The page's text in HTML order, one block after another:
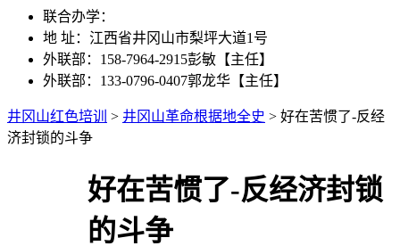
联合办学：
地 址：江西省井冈山市梨坪大道1号
外联部：158-7964-2915彭敏【主任】
外联部：133-0796-0407郭龙华【主任】
井冈山红色培训 > 井冈山革命根据地全史 > 好在苦惯了-反经
济封锁的斗争
好在苦惯了-反经济封锁
的斗争